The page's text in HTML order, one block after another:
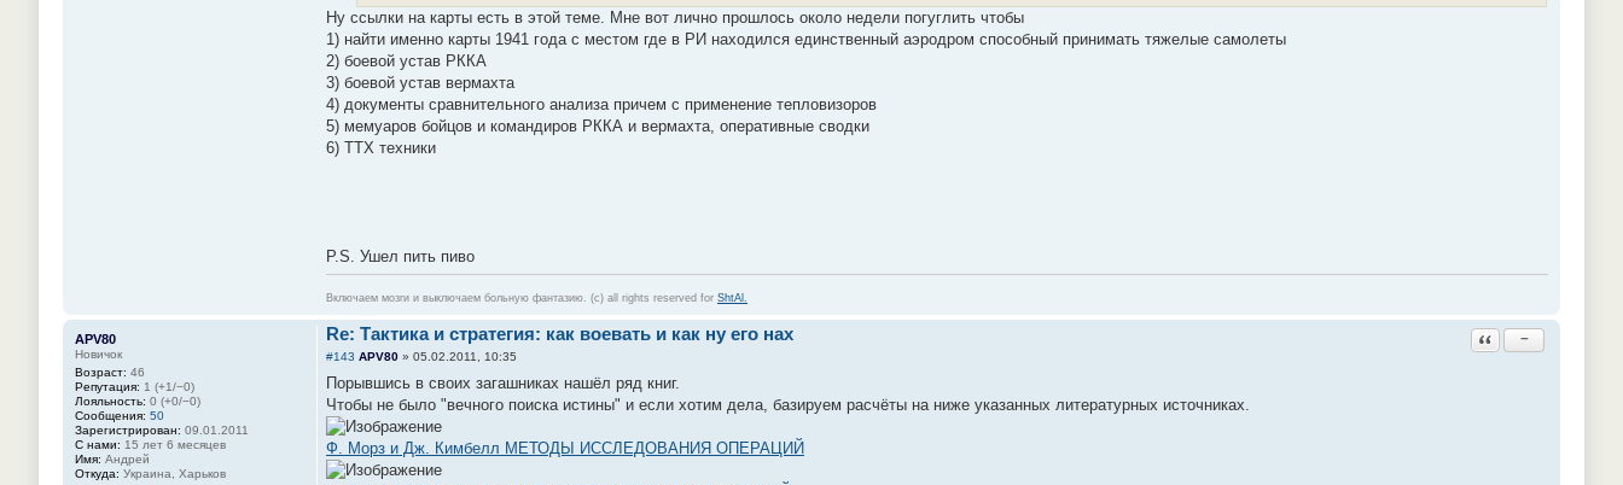
Ну ссылки на карты есть в этой теме. Мне вот лично прошлось около недели погуглить чтобы
1) найти именно карты 1941 года с местом где в РИ находился единственный аэродром способный принимать тяжелые самолеты
2) боевой устав РККА
3) боевой устав вермахта
4) документы сравнительного анализа причем с применение тепловизоров
5) мемуаров бойцов и командиров РККА и вермахта, оперативные сводки
6) ТТХ техники
P.S. Ушел пить пиво
Включаем мозги и выключаем больную фантазию. (c) all rights reserved for ShtAl.
APV80
Новичок
Возраст: 46
Репутация: 1 (+1/−0)
Лояльность: 0 (+0/−0)
Сообщения: 50
Зарегистрирован: 09.01.2011
С нами: 15 лет 6 месяцев
Имя: Андрей
Откуда: Украина, Харьков
Re: Тактика и стратегия: как воевать и как ну его нах Ответить с цитатой
−
#143 APV80 » 05.02.2011, 10:35
Порывшись в своих загашниках нашёл ряд книг.
Чтобы не было "вечного поиска истины" и если хотим дела, базируем расчёты на ниже указанных литературных источниках.
Ф. Морз и Дж. Кимбелл МЕТОДЫ ИССЛЕДОВАНИЯ ОПЕРАЦИЙ